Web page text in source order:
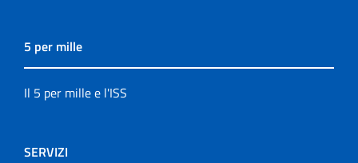
5 per mille
Il 5 per mille e l'ISS
SERVIZI